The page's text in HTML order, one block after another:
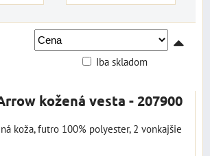
Iba skladom
kožená vesta - 207900
koža, futro 100% polyester, 2 vonkajšie